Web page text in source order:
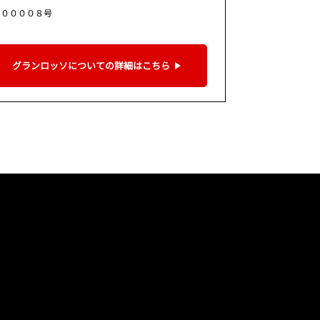
０００８号
グランロッソについての詳細はこちら